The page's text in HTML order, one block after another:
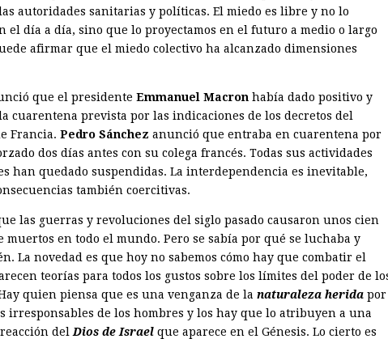
autoridades sanitarias y políticas. El miedo es libre y no lo
el día a día, sino que lo proyectamos en el futuro a medio o largo
afirmar que el miedo colectivo ha alcanzado dimensiones
que el presidente Emmanuel Macron había dado positivo y
cuarentena prevista por las indicaciones de los decretos del
Francia. Pedro Sánchez anunció que entraba en cuarentena por
dos días antes con su colega francés. Todas sus actividades
han quedado suspendidas. La interdependencia es inevitable,
también coercitivas.
las guerras y revoluciones del siglo pasado causaron unos cien
muertos en todo el mundo. Pero se sabía por qué se luchaba y
La novedad es que hoy no sabemos cómo hay que combatir el
teorías para todos los gustos sobre los límites del poder de
quien piensa que es una venganza de la naturaleza herida por
irresponsables de los hombres y los hay que lo atribuyen a una
del Dios de Israel que aparece en el Génesis. Lo cierto es